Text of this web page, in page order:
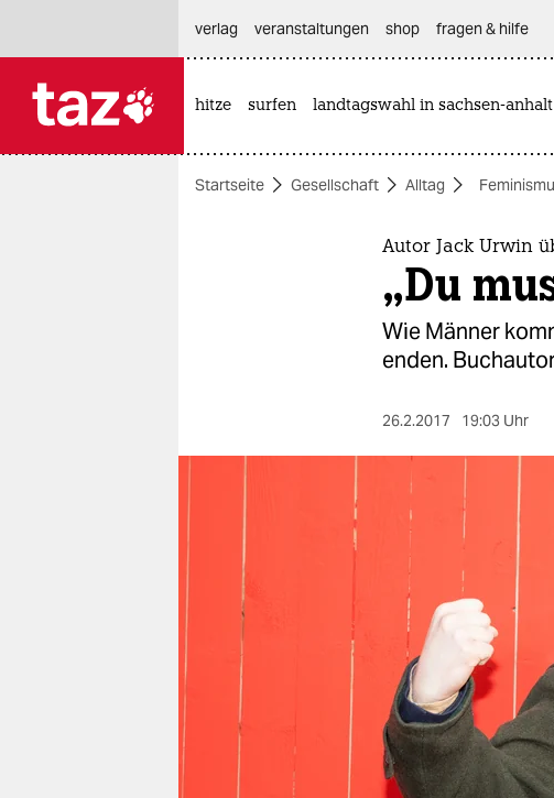
themen
wahrheit
verlag
verlag
veranstaltungen
verlag
veranstaltungen shop fragen & hilfe
hitze surfen landtagswahl in sachsen-anhalt
Startseite Gesellschaft Alltag
Autor Jack Urwin
„Du
Wie Männer
enden.
26.2.2017 19:03 Uhr